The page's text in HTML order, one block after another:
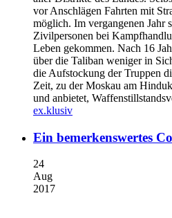
vor Anschlägen Fahrten mit
möglich. Im vergangenen Jahr
Zivilpersonen bei
Leben gekommen. Nach 16
über die Taliban weniger in
die Aufstockung der Truppen
Zeit, zu der Moskau am
und anbietet,
ex.klusiv
Ein bemerkenswertes
24
Aug
2017